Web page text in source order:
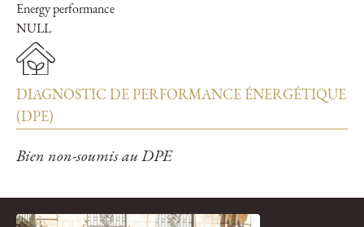
Energy performance
NULL
DIAGNOSTIC DE PERFORMANCE ÉNERGÉTIQUE
(DPE)
Bien non-soumis au DPE